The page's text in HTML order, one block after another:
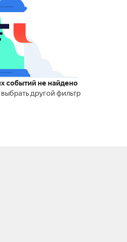
событий не найдено
другой фильтр